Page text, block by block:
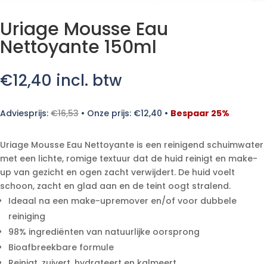
Uriage Mousse Eau
Nettoyante 150ml
€12,40 incl. btw
Adviesprijs: €16,53 • Onze prijs: €12,40 • Bespaar 25%
Uriage Mousse Eau Nettoyante is een reinigend schuimwater
met een lichte, romige textuur dat de huid reinigt en make-
up van gezicht en ogen zacht verwijdert. De huid voelt
schoon, zacht en glad aan en de teint oogt stralend.
Ideaal na een make-upremover en/of voor dubbele
reiniging
98% ingrediënten van natuurlijke oorsprong
Bioafbreekbare formule